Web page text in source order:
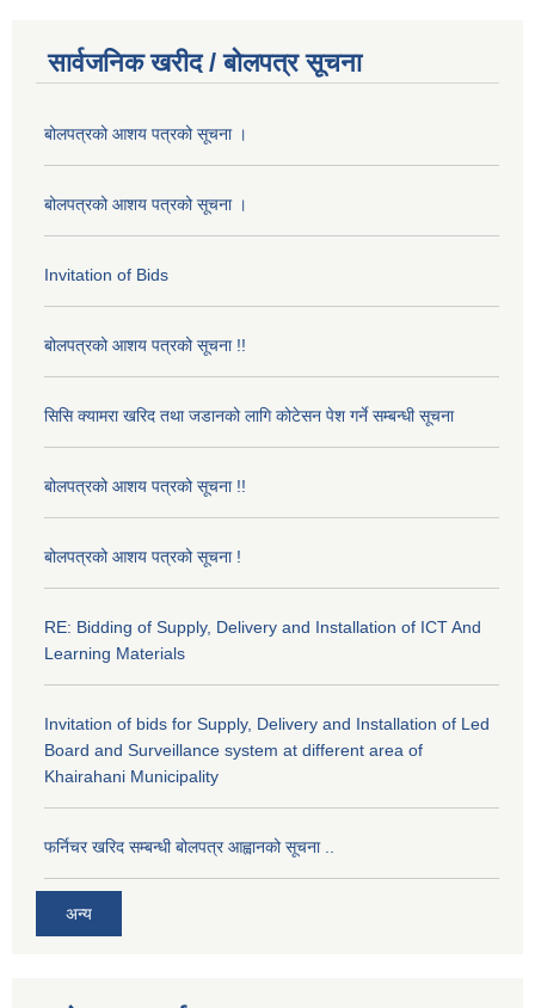
सार्वजनिक खरीद / बोलपत्र सूचना
बोलपत्रको आशय पत्रको सूचना ।
बोलपत्रको आशय पत्रको सूचना ।
Invitation of Bids
बोलपत्रको आशय पत्रको सूचना !!
सिसि क्यामरा खरिद तथा जडानको लागि कोटेसन पेश गर्ने सम्बन्धी सूचना
बोलपत्रको आशय पत्रको सूचना !!
बोलपत्रको आशय पत्रको सूचना !
RE: Bidding of Supply, Delivery and Installation of ICT And
Learning Materials
Invitation of bids for Supply, Delivery and Installation of Led
Board and Surveillance system at different area of
Khairahani Municipality
फर्निचर खरिद सम्बन्धी बोलपत्र आह्वानको सूचना ..
अन्य